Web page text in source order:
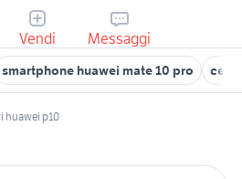
Vendi Messaggi
smartphone huawei mate 10 pro
huawei p10